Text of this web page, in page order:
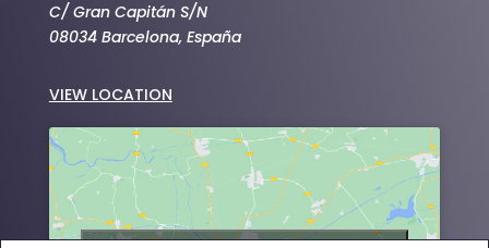
C/ Gran Capitán S/N
08034 Barcelona, España
VIEW LOCATION